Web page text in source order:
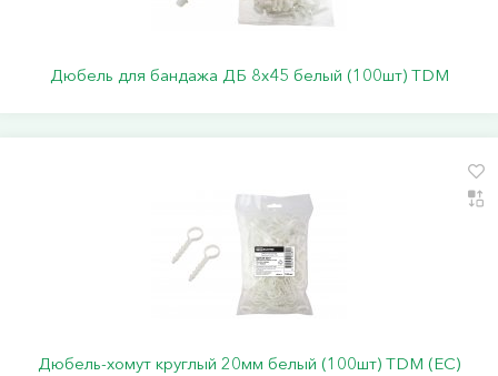
Дюбель для бандажа ДБ 8х45 белый (100шт) TDM
Дюбель-хомут круглый 20мм белый (100шт) TDM (ЕС)